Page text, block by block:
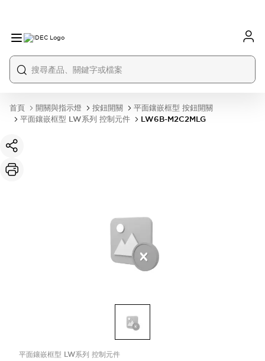
首頁 開關與指示燈 按鈕開關
平面鑲嵌框型 按鈕開關
平面鑲嵌框型 LW系列 控制元件
LW6B-M2C2MLG
平面鑲嵌框型 LW系列 控制元件